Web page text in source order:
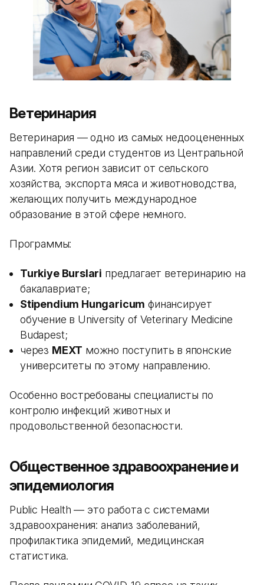
Ветеринария
Ветеринария — одно из самых недооцененных
направлений среди студентов из Центральной
Азии. Хотя регион зависит от сельского
хозяйства, экспорта мяса и животноводства,
желающих получить международное
образование в этой сфере немного.
Программы:
Turkiye Burslari предлагает ветеринарию на
бакалавриате;
Stipendium Hungaricum финансирует
обучение в University of Veterinary Medicine
Budapest;
через MEXT можно поступить в японские
университеты по этому направлению.
Особенно востребованы специалисты по
контролю инфекций животных и
продовольственной безопасности.
Общественное здравоохранение и
эпидемиология
Public Health — это работа с системами
здравоохранения: анализ заболеваний,
профилактика эпидемий, медицинская
статистика.